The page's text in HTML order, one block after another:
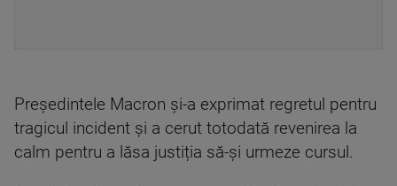
Președintele Macron și-a exprimat regretul pentru
tragicul incident și a cerut totodată revenirea la
calm pentru a lăsa justiția să-și urmeze cursul.